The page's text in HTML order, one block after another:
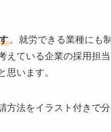
。就労できる業種にも制
えている企業の採用担当
思います。
方法をイラスト付きで分